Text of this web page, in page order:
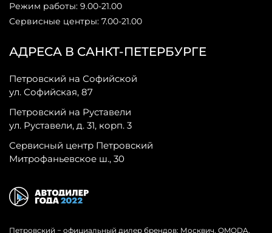
АДРЕСА В САНКТ-ПЕТЕРБУРГЕ
Петровский на Софийской
ул. Софийская, 87
Петровский на Руставели
ул. Руставели, д. 31, корп. 3
Сервисный центр Петровский
Митрофаньевское ш., 30
Режим работы: 9.00-21.00
Сервисные центры: 7.00-21.00
Петровский − официальный дилер брендов: Москвич, OMODA,